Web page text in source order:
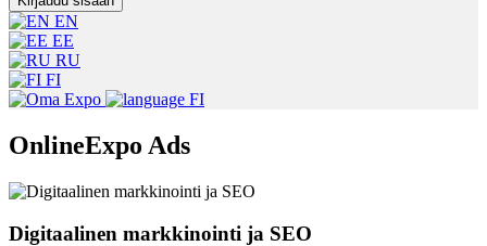
EN
EE
RU
FI
FI
OnlineExpo Ads
Digitaalinen markkinointi ja SEO